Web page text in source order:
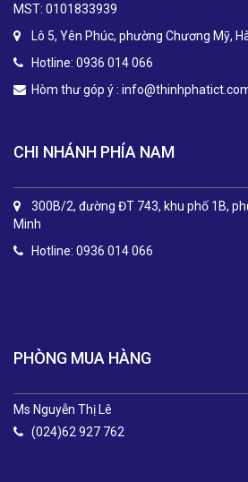
MST: 0101833939
Lô 5, Yên Phúc, phường Chương Mỹ,
Hotline: 0936 014 066
Hòm thư góp ý :
CHI NHÁNH PHÍA NAM
300B/2, đường ĐT 743, khu phố 1B,
Minh
Hotline: 0936 014 066
.
PHÒNG MUA HÀNG
Ms Nguyễn Thị Lê
(024)62 927 762